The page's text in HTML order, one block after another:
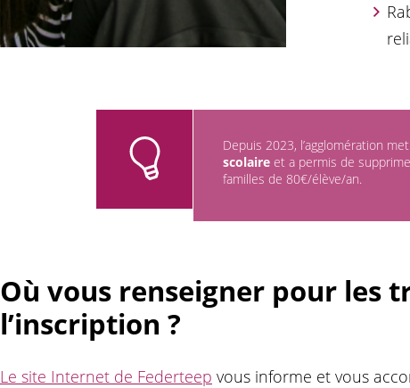
Depuis 2023, l’agglomération
scolaireet a permis de
familles de 80€/élève/an.
Où vous renseigner pour les
l’inscription ?
Le site Internet de Federteep vous informe et vous